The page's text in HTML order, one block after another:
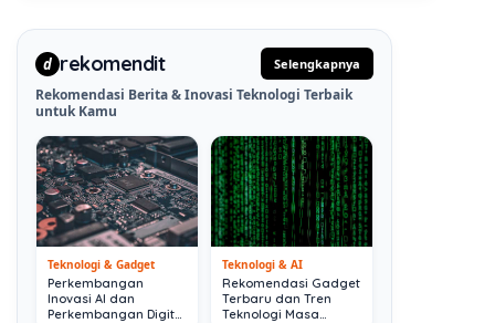
d rekomendit Selengkapnya
Rekomendasi Berita & Inovasi Teknologi Terbaik
untuk Kamu
Teknologi & Gadget
Perkembangan
Inovasi AI dan
Perkembangan Digital
Teknologi & AI
Rekomendasi Gadget
Terbaru dan Tren
Teknologi Masa